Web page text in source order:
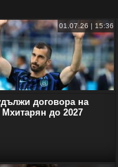
1965,
2010
01.07.26 | 15:36
договора на
до 2027